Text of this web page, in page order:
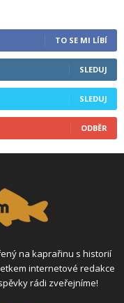
TO SE MI LÍBÍ
SLEDUJ
SLEDUJ
ODBĚR
na kaprařinu s historií
internetové redakce
rádi zveřejníme!